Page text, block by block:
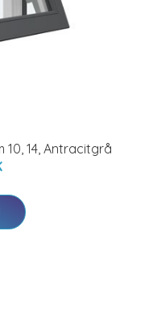
10, 14, Antracitgrå